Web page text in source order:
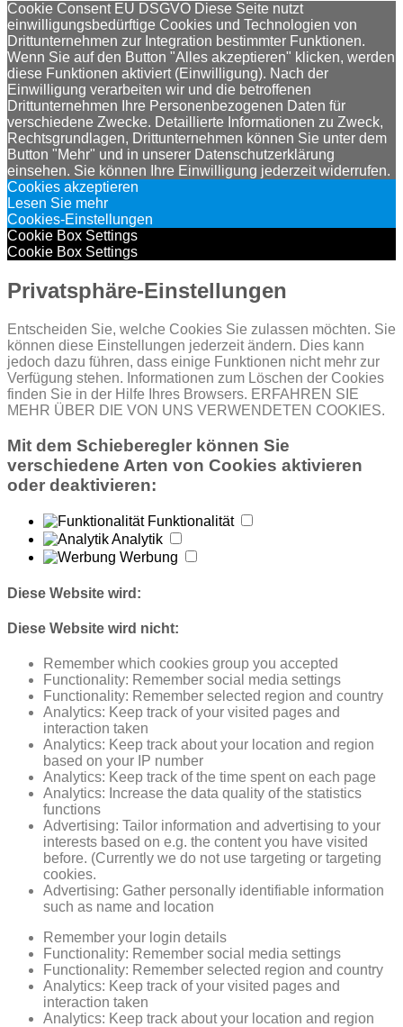
Cookie Consent EU DSGVO Diese Seite nutzt
einwilligungsbedürftige Cookies und Technologien von
Drittunternehmen zur Integration bestimmter Funktionen.
Wenn Sie auf den Button "Alles akzeptieren" klicken, werden
diese Funktionen aktiviert (Einwilligung). Nach der
Einwilligung verarbeiten wir und die betroffenen
Drittunternehmen Ihre Personenbezogenen Daten für
verschiedene Zwecke. Detaillierte Informationen zu Zweck,
Rechtsgrundlagen, Drittunternehmen können Sie unter dem
Button "Mehr" und in unserer Datenschutzerklärung
einsehen. Sie können Ihre Einwilligung jederzeit widerrufen.
Cookies akzeptieren
Lesen Sie mehr
Cookies-Einstellungen
Cookie Box Settings
Cookie Box Settings
Privatsphäre-Einstellungen
Entscheiden Sie, welche Cookies Sie zulassen möchten. Sie
können diese Einstellungen jederzeit ändern. Dies kann
jedoch dazu führen, dass einige Funktionen nicht mehr zur
Verfügung stehen. Informationen zum Löschen der Cookies
finden Sie in der Hilfe Ihres Browsers. ERFAHREN SIE
MEHR ÜBER DIE VON UNS VERWENDETEN COOKIES.
Mit dem Schieberegler können Sie
verschiedene Arten von Cookies aktivieren
oder deaktivieren:
Funktionalität
Analytik
Werbung
Diese Website wird:
Diese Website wird nicht:
Remember which cookies group you accepted
Functionality: Remember social media settings
Functionality: Remember selected region and country
Analytics: Keep track of your visited pages and
interaction taken
Analytics: Keep track about your location and region
based on your IP number
Analytics: Keep track of the time spent on each page
Analytics: Increase the data quality of the statistics
functions
Advertising: Tailor information and advertising to your
interests based on e.g. the content you have visited
before. (Currently we do not use targeting or targeting
cookies.
Advertising: Gather personally identifiable information
such as name and location
Remember your login details
Functionality: Remember social media settings
Functionality: Remember selected region and country
Analytics: Keep track of your visited pages and
interaction taken
Analytics: Keep track about your location and region